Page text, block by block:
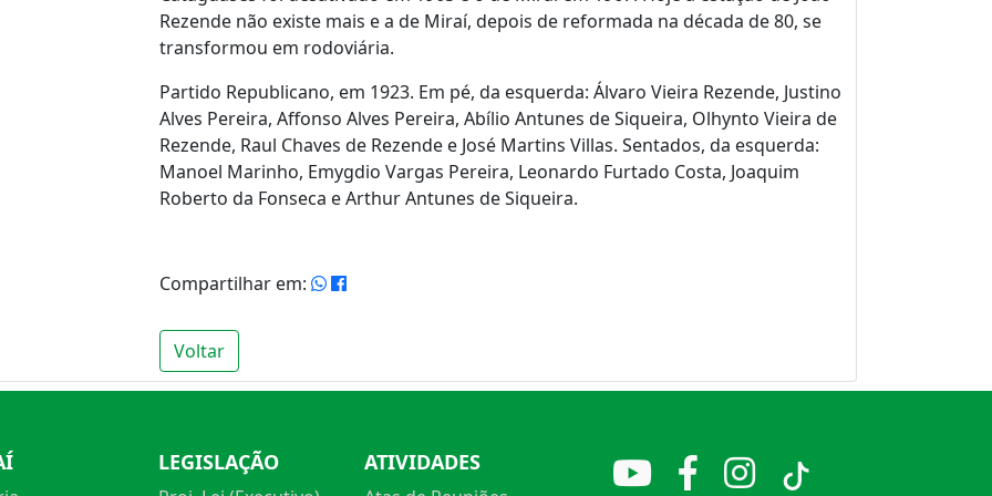
Rezende não existe mais e a de Miraí, depois de reformada na década de 80, se
transformou em rodoviária.
Partido Republicano, em 1923. Em pé, da esquerda: Álvaro Vieira Rezende, Justino
Alves Pereira, Affonso Alves Pereira, Abílio Antunes de Siqueira, Olhynto Vieira de
Rezende, Raul Chaves de Rezende e José Martins Villas. Sentados, da esquerda:
Manoel Marinho, Emygdio Vargas Pereira, Leonardo Furtado Costa, Joaquim
Roberto da Fonseca e Arthur Antunes de Siqueira.
Compartilhar em:
Voltar
LEGISLAÇÃO ATIVIDADES